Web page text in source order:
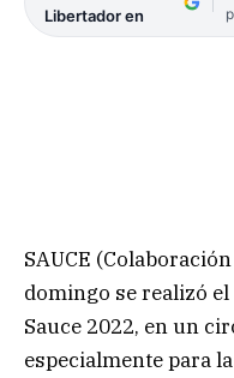
Libertador en
SAUCE
domingo se realizó
Sauce 2022, en un
especialmente para